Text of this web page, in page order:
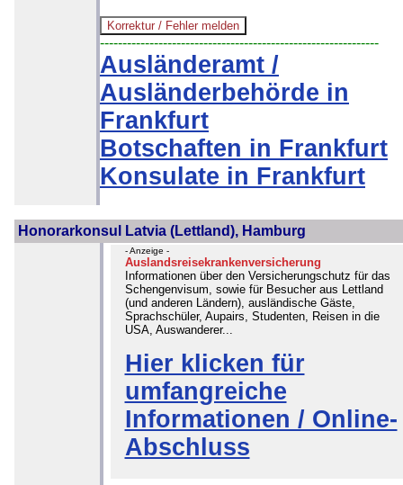
--------------------------------------------------------------
Ausländeramt /
Ausländerbehörde in
Frankfurt
Botschaften in Frankfurt
Konsulate in Frankfurt
Honorarkonsul Latvia (Lettland), Hamburg
- Anzeige -
Auslandsreisekrankenversicherung
Informationen über den Versicherungschutz für das
Schengenvisum, sowie für Besucher aus Lettland
(und anderen Ländern), ausländische Gäste,
Sprachschüler, Aupairs, Studenten, Reisen in die
USA, Auswanderer...
Hier klicken für
umfangreiche
Informationen / Online-
Abschluss